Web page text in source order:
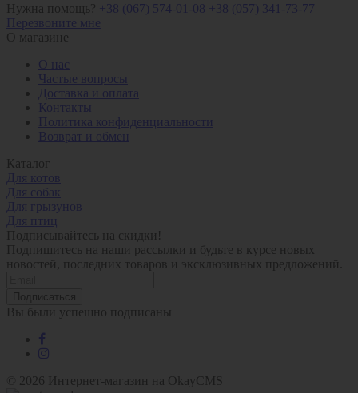
Нужна помощь? +38 (067) 574-01-08 +38 (057) 341-73-77
Перезвоните мне
О магазине
О нас
Частые вопросы
Доставка и оплата
Контакты
Политика конфиденциальности
Возврат и обмен
Каталог
Для котов
Для собак
Для грызунов
Для птиц
Подписывайтесь на скидки!
Подпишитесь на наши рассылки и будьте в курсе новых
новостей, последних товаров и эксклюзивных предложений.
Подписаться
Вы были успешно подписаны
© 2026 Интернет-магазин на OkayCMS